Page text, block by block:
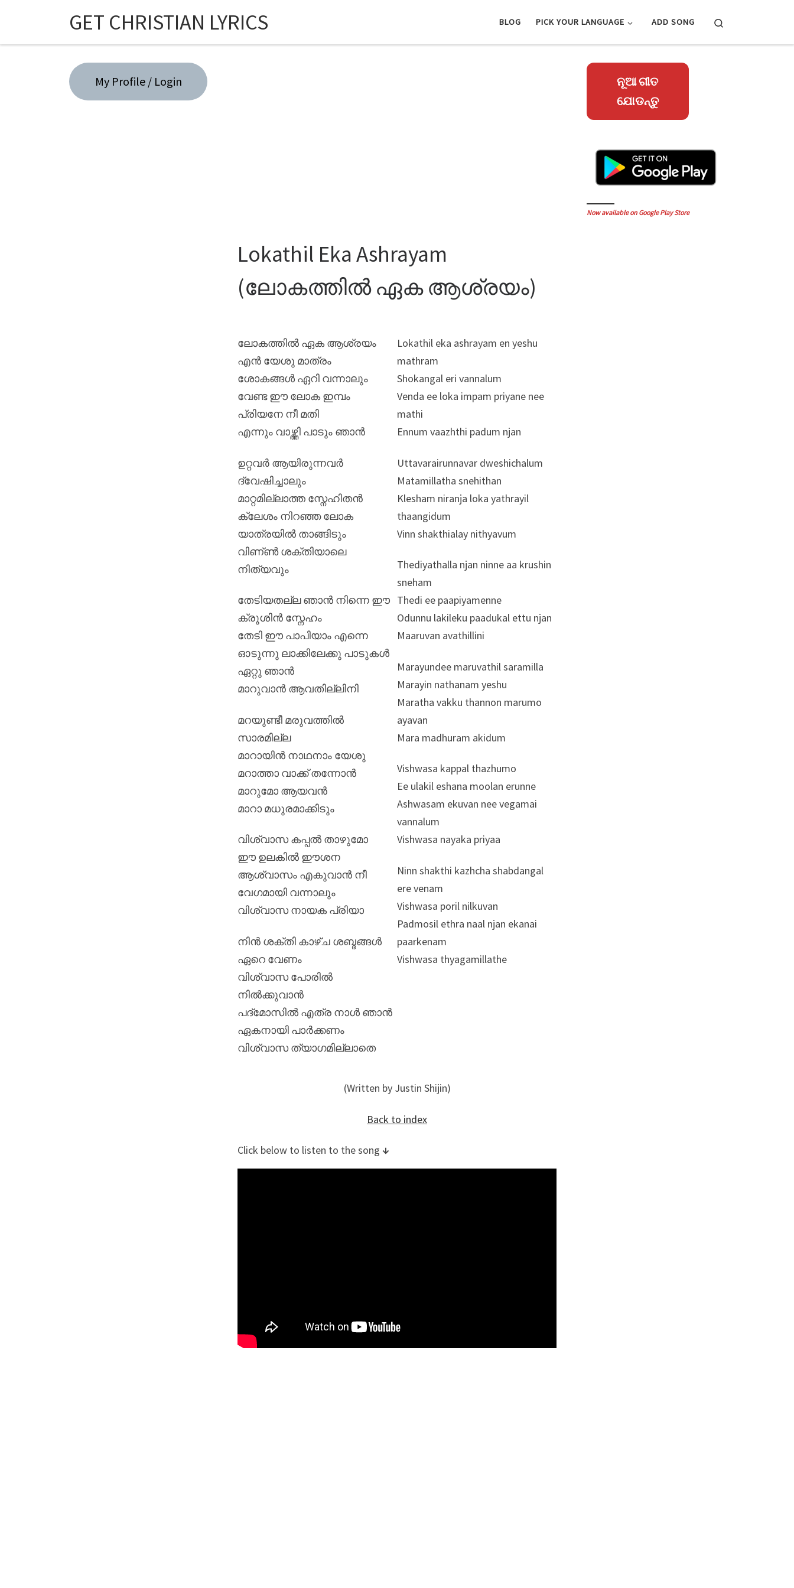
Skip to contentGET CHRISTIAN LYRICS BLOG PICK YOUR LANGUAGE ADD SONG
Lokathil Eka Ashrayam
(ലോകത്തിൽ ഏക ആശ്രയം)
ലോകത്തിൽ ഏക ആശ്രയം
എൻ യേശു മാത്രം
ശോകങ്ങൾ ഏറി വന്നാലും
വേണ്ട ഈ ലോക ഇമ്പം
പ്രിയനേ നീ മതി
എന്നും വാഴ്ത്തി പാടും ഞാൻ
ഉറ്റവർ ആയിരുന്നവർ
ദ്വേഷിച്ചാലും
മാറ്റമില്ലാത്ത സ്നേഹിതൻ
ക്ലേശം നിറഞ്ഞ ലോക
യാത്രയിൽ താങ്ങിടും
വിണ്ൺ ശക്തിയാലെ
നിത്യവും
തേടിയതല്ല ഞാൻ നിന്നെ ഈ
ക്രൂശിൻ സ്നേഹം
തേടി ഈ പാപിയാം എന്നെ
ഓടുന്നു ലാക്കിലേക്കു പാടുകൾ
ഏറ്റു ഞാൻ
മാറുവാൻ ആവതില്ലിനി
മറയുണ്ടീ മരുവത്തിൽ
സാരമില്ല
മാറായിൻ നാഥനാം യേശു
മറാത്താ വാക്ക് തന്നോൻ
മാറുമോ ആയവൻ
മാറാ മധുരമാക്കിടും
വിശ്വാസ കപ്പൽ താഴുമോ
ഈ ഉലകിൽ ഈശന
ആശ്വാസം എകുവാൻ നീ
വേഗമായി വന്നാലും
വിശ്വാസ നായക പ്രിയാ
നിൻ ശക്തി കാഴ്ച ശബ്ദങ്ങൾ
ഏറെ വേണം
വിശ്വാസ പോരിൽ
നിൽക്കുവാൻ
പദ്മോസിൽ എത്ര നാൾ ഞാൻ
ഏകനായി പാർക്കണം
വിശ്വാസ ത്യാഗമില്ലാതെ
Lokathil eka ashrayam en yeshu
mathram
Shokangal eri vannalum
Venda ee loka impam priyane nee
mathi
Ennum vaazhthi padum njan
Uttavarairunnavar dweshichalum
Matamillatha snehithan
Klesham niranja loka yathrayil
thaangidum
Vinn shakthialay nithyavum
Thediyathalla njan ninne aa krushin
sneham
Thedi ee paapiyamenne
Odunnu lakileku paadukal ettu njan
Maaruvan avathillini
Marayundee maruvathil saramilla
Marayin nathanam yeshu
Maratha vakku thannon marumo
ayavan
Mara madhuram akidum
Vishwasa kappal thazhumo
Ee ulakil eshana moolan erunne
Ashwasam ekuvan nee vegamai
vannalum
Vishwasa nayaka priyaa
Ninn shakthi kazhcha shabdangal
ere venam
Vishwasa poril nilkuvan
Padmosil ethra naal njan ekanai
paarkenam
Vishwasa thyagamillathe
(Written by Justin Shijin)
Back to index
Click below to listen to the song ↓
My Profile / Login
ନୂଆ ଗୀତ
ଯୋଡନ୍ତୁ
Now available on Google Play Store